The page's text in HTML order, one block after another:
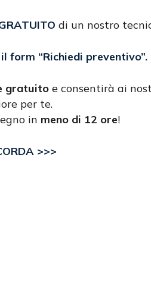
di un nostro
il form “Richiedi preventivo”.
gratuito e consentirà ai
per te.
in meno di 12 ore!
>>>